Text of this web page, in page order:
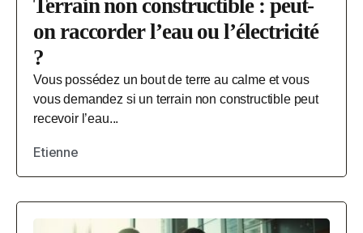
Terrain non constructible : peut-
on raccorder l’eau ou l’électricité
?
Vous possédez un bout de terre au calme et vous
vous demandez si un terrain non constructible peut
recevoir l’eau...
Etienne